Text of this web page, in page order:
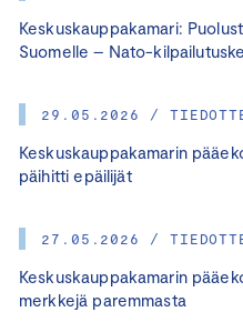
Keskuskauppakamari:
Suomelle – Nato-
29.05.2026 /
Keskuskauppakamarin
päihitti epäilijät
27.05.2026 /
Keskuskauppakamarin
merkkejä paremmasta